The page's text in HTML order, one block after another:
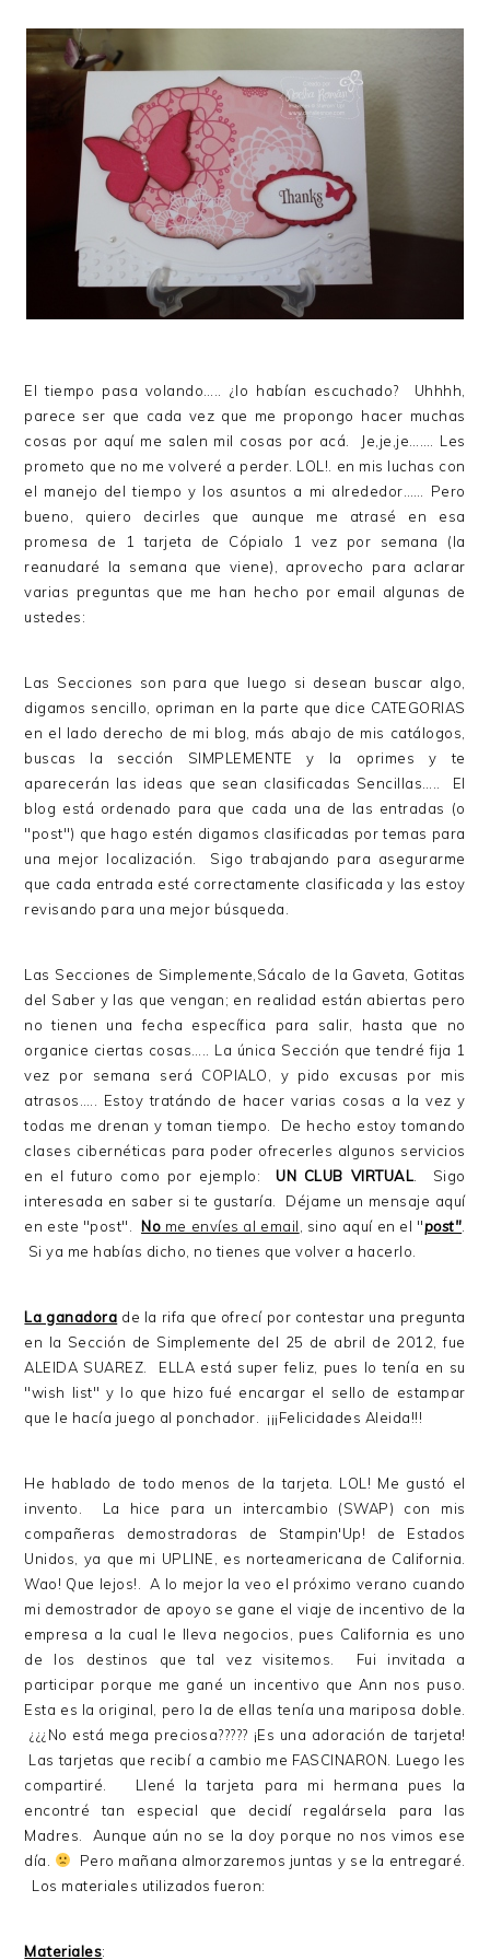
El tiempo pasa volando….. ¿lo habían escuchado? Uhhhh,
parece ser que cada vez que me propongo hacer muchas
cosas por aquí me salen mil cosas por acá. Je,je,je……. Les
prometo que no me volveré a perder. LOL!. en mis luchas con
el manejo del tiempo y los asuntos a mi alrededor…… Pero
bueno, quiero decirles que aunque me atrasé en esa
promesa de 1 tarjeta de Cópialo 1 vez por semana (la
reanudaré la semana que viene), aprovecho para aclarar
varias preguntas que me han hecho por email algunas de
ustedes:
Las Secciones son para que luego si desean buscar algo,
digamos sencillo, opriman en la parte que dice CATEGORIAS
en el lado derecho de mi blog, más abajo de mis catálogos,
buscas la sección SIMPLEMENTE y la oprimes y te
aparecerán las ideas que sean clasificadas Sencillas….. El
blog está ordenado para que cada una de las entradas (o
"post") que hago estén digamos clasificadas por temas para
una mejor localización. Sigo trabajando para asegurarme
que cada entrada esté correctamente clasificada y las estoy
revisando para una mejor búsqueda.
Las Secciones de Simplemente,Sácalo de la Gaveta, Gotitas
del Saber y las que vengan; en realidad están abiertas pero
no tienen una fecha específica para salir, hasta que no
organice ciertas cosas….. La única Sección que tendré fija 1
vez por semana será COPIALO, y pido excusas por mis
atrasos….. Estoy tratándo de hacer varias cosas a la vez y
todas me drenan y toman tiempo. De hecho estoy tomando
clases cibernéticas para poder ofrecerles algunos servicios
en el futuro como por ejemplo:UN CLUB VIRTUAL . Sigo
interesada en saber si te gustaría. Déjame un mensaje aquí
en este "post". No me envíes al email , sino aquí en el "post"
Si ya me habías dicho, no tienes que volver a hacerlo.
La ganadora de la rifa que ofrecí por contestar una pregunta
en la Sección de Simplemente del 25 de abril de 2012, fue
ALEIDA SUAREZ. ELLA está super feliz, pues lo tenía en su
"wish list" y lo que hizo fué encargar el sello de estampar
que le hacía juego al ponchador. ¡¡¡Felicidades Aleida!!!
He hablado de todo menos de la tarjeta. LOL! Me gustó el
invento. La hice para un intercambio (SWAP) con mis
compañeras demostradoras de Stampin'Up! de Estados
Unidos, ya que mi UPLINE, es norteamericana de California.
Wao! Que lejos!. A lo mejor la veo el próximo verano cuando
mi demostrador de apoyo se gane el viaje de incentivo de la
empresa a la cual le lleva negocios, pues California es uno
de los destinos que tal vez visitemos. Fui invitada a
participar porque me gané un incentivo que Ann nos puso.
Esta es la original, pero la de ellas tenía una mariposa doble.
¿¿¿No está mega preciosa????? ¡Es una adoración de tarjeta!
Las tarjetas que recibí a cambio me FASCINARON. Luego les
compartiré. Llené la tarjeta para mi hermana pues la
encontré tan especial que decidí regalársela para las
Madres. Aunque aún no se la doy porque no nos vimos ese
día.
Pero mañana almorzaremos juntas y se la entregaré.
Los materiales utilizados fueron:
Materiales: